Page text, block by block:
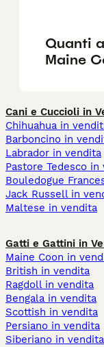
Quanti
Maine
Cani e Cuccioli in
Chihuahua in
Barboncino in
Labrador in vendita
Pastore Tedesco in
Bouledogue
Jack Russell in
Maltese in vendita
Gatti e Gattini in
Maine Coon in
British in vendita
Ragdoll in vendita
Bengala in vendita
Scottish in vendita
Persiano in vendita
Siberiano in vendita